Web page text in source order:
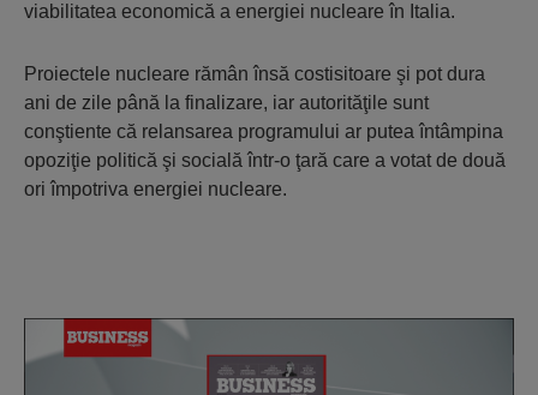
viabilitatea economică a energiei nucleare în Italia.
Proiectele nucleare rămân însă costisitoare şi pot dura
ani de zile până la finalizare, iar autorităţile sunt
conştiente că relansarea programului ar putea întâmpina
opoziţie politică şi socială într-o ţară care a votat de două
ori împotriva energiei nucleare.